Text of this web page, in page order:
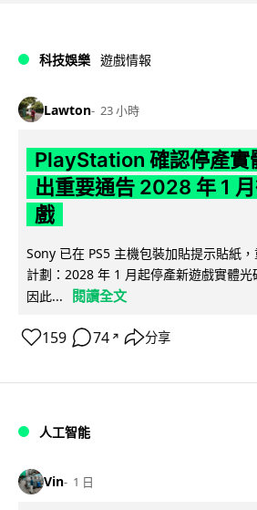
科技娛樂 遊戲情報
Lawton 23 小時
PlayStation 確認停產實
出重要通告 2028 年 1
戲
Sony 已在 PS5 主機包裝加貼提示貼紙
計劃：2028 年 1 月起停產新遊戲實體光
因此...
閱讀全文
159 74 ↗ 分享
人工智能
Vin 1 日